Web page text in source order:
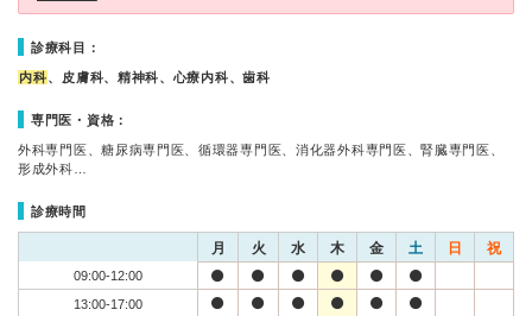
診療科目：
内科、皮膚科、精神科、心療内科、歯科
専門医・資格：
外科専門医、糖尿病専門医、循環器専門医、消化器外科専門医、腎臓専門医、
形成外科…
診療時間
月 火 水 木 金 土 日 祝
09:00-12:00
13:00-17:00